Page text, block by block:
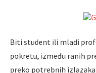
Biti student ili mladi
pokretu, između ranih
preko potrebnih